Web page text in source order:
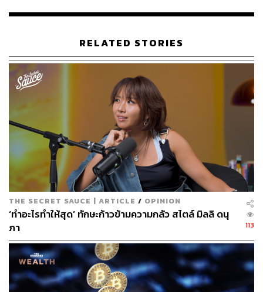
ซึ่งกระบวนการดังกล่าวได้เริ่มใช้งานจริงในวันศุกร์ที่ผ่านมา
การลงทุนในสินทรัพย์ดิจิทัลมีความเสี่ยงและความผันผวนสูง
มาก นักลงทุนจึงควรกระจายความเสี่ยง ศึกษาหาข้อมูล และ
วางแผนในการลงทุนด้วยความรอบคอบ บทความนี้มีจุด
ประสงค์เพื่อให้ข้อมูลเท่านั้น
อ้างอิง:
https://cointelegraph.com/news/el-salvador-populatio
n-crypto
สามารถติดตาม THE STANDARD WEALTH
ผ่านแอปพลิเคชันต่างๆ ที่คุณสะดวกหรือใช้งานอยู่แล้วได้เลย
TAGS: Cryptocurrency คริปโตเคอร์เรนซี
บิทคอยน์
Bitcoin
El Salvador
RELATED STORIES
THE SECRET SAUCE | ARTICLE / OPINION
‘ทำอะไรทำให้สุด’ ทักษะก้าวข้ามความกลัว สไตล์ มิลลิ ดนุ
ภา
113